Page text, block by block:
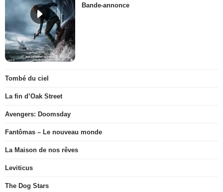
Bande-annonce
Tombé du ciel
La fin d’Oak Street
Avengers: Doomsday
Fantômas – Le nouveau monde
La Maison de nos rêves
Leviticus
The Dog Stars